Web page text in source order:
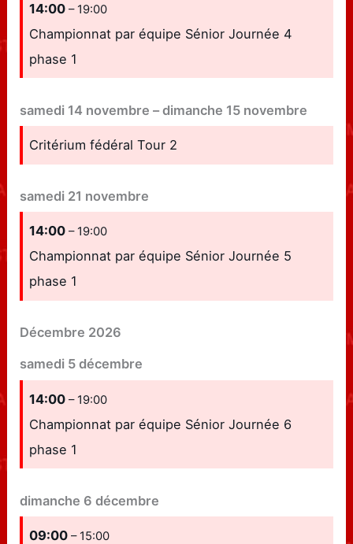
14:00– 19:00
Championnat par équipe Sénior Journée 4
phase 1
samedi 14 novembre –dimanche 15 novembre
Critérium fédéral Tour 2
samedi 21 novembre
14:00– 19:00
Championnat par équipe Sénior Journée 5
phase 1
Décembre 2026
samedi 5 décembre
14:00– 19:00
Championnat par équipe Sénior Journée 6
phase 1
dimanche 6 décembre
09:00– 15:00